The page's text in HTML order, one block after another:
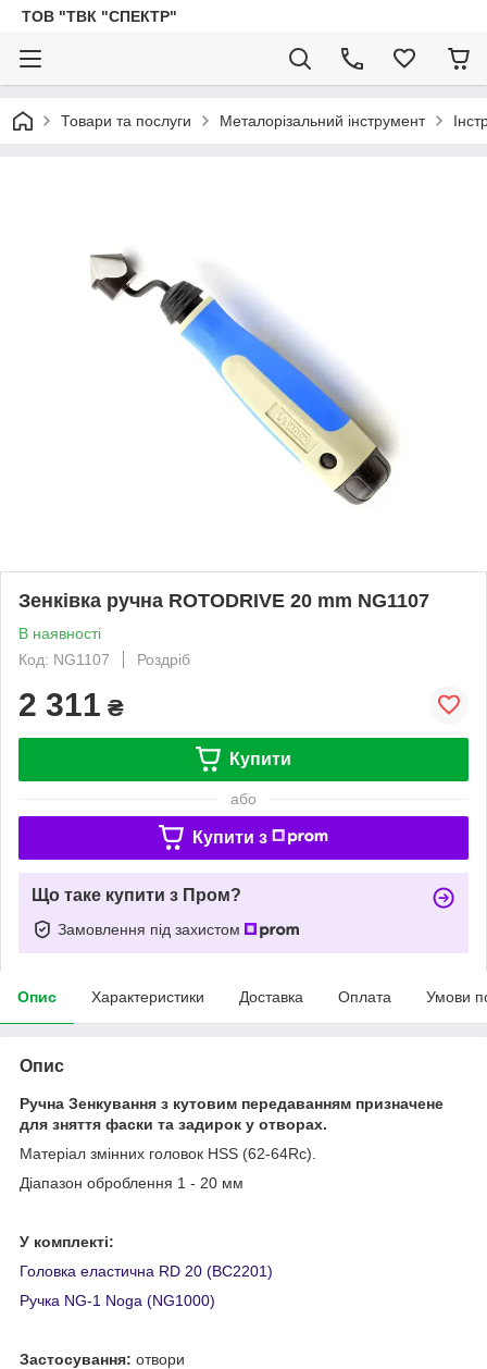
ТОВ "ТВК "СПЕКТР"
Товари та послуги Металорізальний інструмент
Зенківка ручна ROTODRIVE 20 mm NG1107
В наявності
Код: NG1107
Роздріб
2 311 ₴
Купити
або
Купити з
Що таке купити з Пром?
Замовлення під захистом
Опис Характеристики Доставка Оплата Умови
Опис
Ручна Зенкування з кутовим передаванням призначене
для зняття фаски та задирок у отворах.
Матеріал змінних головок HSS (62-64Rc).
Діапазон оброблення 1 - 20 мм
У комплекті:
Головка еластична RD 20 (BC2201)
Ручка NG-1 Noga (NG1000)
Застосування: отвори